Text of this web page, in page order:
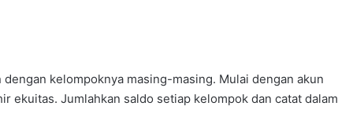
kelompoknya masing-masing. Mulai dengan akun
ekuitas. Jumlahkan saldo setiap kelompok dan catat dalam